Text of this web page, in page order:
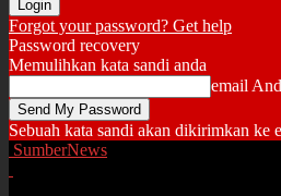
Forgot your password? Get help
Password recovery
Memulihkan kata sandi anda
email
Sebuah kata sandi akan dikirimkan ke
SumberNews